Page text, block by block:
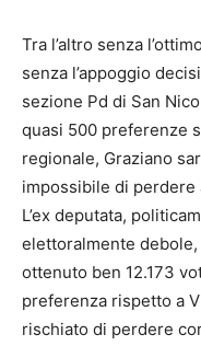
Tra l’altro senza
senza l’appoggio
sezione Pd di San
quasi 500 preferenze
regionale, Graziano
impossibile di perdere
L’ex deputata,
elettoralmente debole,
ottenuto ben 12.173
preferenza rispetto a
rischiato di perdere